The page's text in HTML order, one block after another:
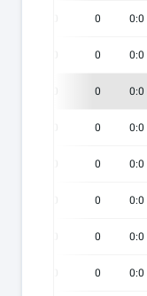
0:0
0
0:0
0
0:0
0
0:0
0
0:0
0
0:0
0
0:0
0
0:0
0